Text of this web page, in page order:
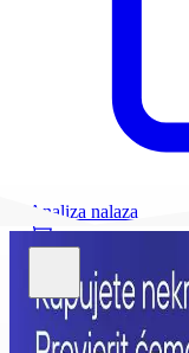
Analiza nalaza